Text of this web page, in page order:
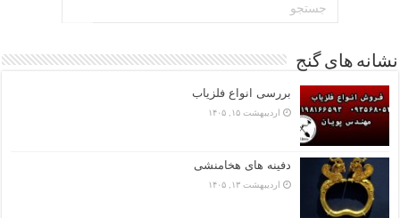
نشانه های گنج
بررسی انواع فلزیاب
اردیبهشت ۱۵, ۱۴۰۵
دفینه های هخامنشی
اردیبهشت ۱۳, ۱۴۰۵